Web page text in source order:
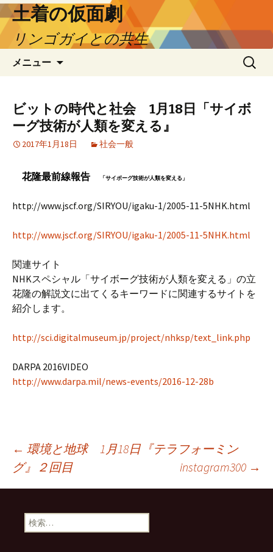
土着の仮面劇
リンゴガイとの共生
メニュー
ツ
へ
ス
ッ
検
索:
ビットの時代と社会 1月18日「サイボ
ーグ技術が人類を変える』
2017年1月18日 社会一般
花隆最前線報告 「サイボーグ技術が人類を変える」
http://www.jscf.org/SIRYOU/igaku-1/2005-11-5NHK.html
http://www.jscf.org/SIRYOU/igaku-1/2005-11-5NHK.html
関連サイト
NHKスペシャル「サイボーグ技術が人類を変える」の立
花隆の解説文に出てくるキーワードに関連するサイトを
紹介します。
http://sci.digitalmuseum.jp/project/nhksp/text_link.php
DARPA 2016VIDEO
http://www.darpa.mil/news-events/2016-12-28b
投
稿
ナ
← 環境と地球 1月18日『テラフォーミン
グ』２回目
instagram300 →
検
索: